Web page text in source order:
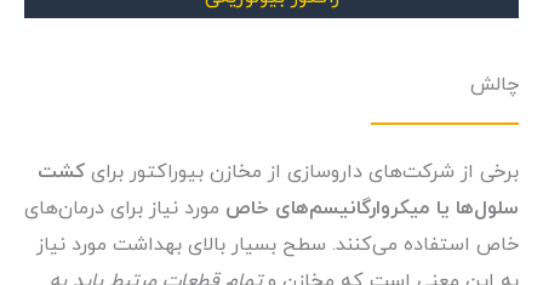
چالش
برخی از شرکت‌های داروسازی از مخازن بیوراکتور برای کشت
سلول‌ها یا میکروارگانیسم‌های خاص مورد نیاز برای درمان‌های
خاص استفاده می‌کنند. سطح بسیار بالای بهداشت مورد نیاز